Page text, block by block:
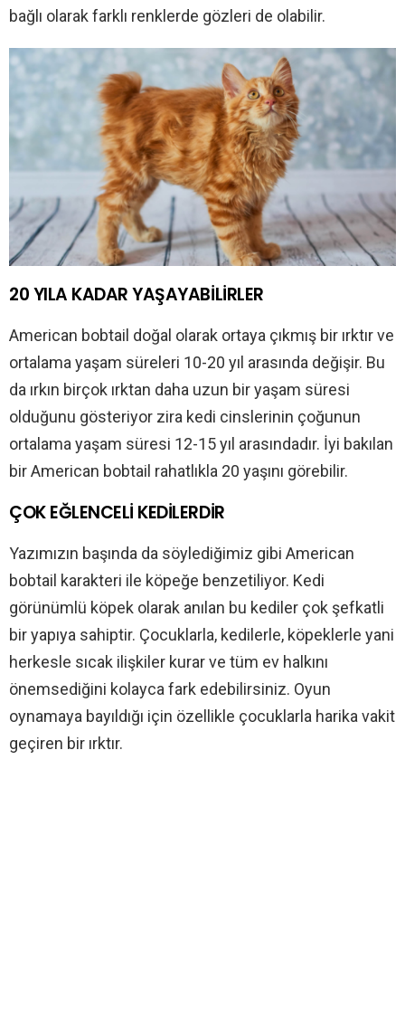
bağlı olarak farklı renklerde gözleri de olabilir.
20 YILA KADAR YAŞAYABİLİRLER
American bobtail doğal olarak ortaya çıkmış bir ırktır ve
ortalama yaşam süreleri 10-20 yıl arasında değişir. Bu
da ırkın birçok ırktan daha uzun bir yaşam süresi
olduğunu gösteriyor zira kedi cinslerinin çoğunun
ortalama yaşam süresi 12-15 yıl arasındadır. İyi bakılan
bir American bobtail rahatlıkla 20 yaşını görebilir.
ÇOK EĞLENCELİ KEDİLERDİR
Yazımızın başında da söylediğimiz gibi American
bobtail karakteri ile köpeğe benzetiliyor. Kedi
görünümlü köpek olarak anılan bu kediler çok şefkatli
bir yapıya sahiptir. Çocuklarla, kedilerle, köpeklerle yani
herkesle sıcak ilişkiler kurar ve tüm ev halkını
önemsediğini kolayca fark edebilirsiniz. Oyun
oynamaya bayıldığı için özellikle çocuklarla harika vakit
geçiren bir ırktır.